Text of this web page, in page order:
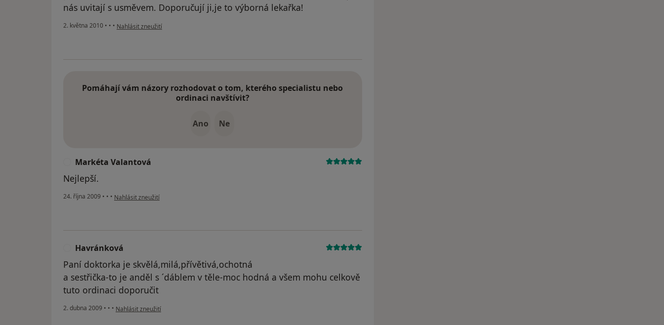
nás uvitají s usměvem. Doporučují ji,je to výborná lekařka!
2. května 2010 • • • podle názoru uživatele Váš účet byl odstraněn
Nahlásit zneužití
Pomáhají vám názory rozhodovat o tom, kterého specialistu nebo
ordinaci navštívit?
Ano Ne
Markéta Valantová
Nejlepší.
24. října 2009 • • • podle názoru uživatele Markéta Valantová
Nahlásit zneužití
Havránková
Paní doktorka je skvělá,milá,přívětivá,ochotná
a sestřička-to je anděl s ´dáblem v těle-moc hodná a všem mohu celkově
tuto ordinaci doporučit
2. dubna 2009 • • • podle názoru uživatele Havránková
Nahlásit zneužití